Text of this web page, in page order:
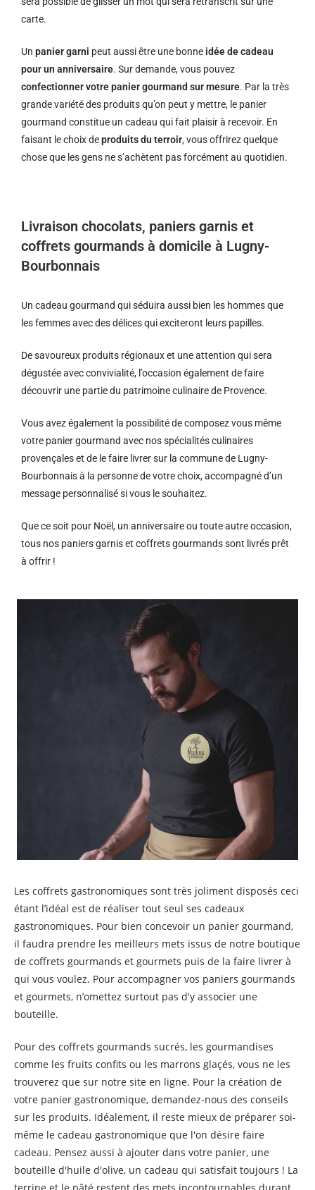
carte.
Un panier garni peut aussi être une bonne idée de cadeau
pour un anniversaire. Sur demande, vous pouvez
confectionner votre panier gourmand sur mesure. Par la très
grande variété des produits qu’on peut y mettre, le panier
gourmand constitue un cadeau qui fait plaisir à recevoir. En
faisant le choix deproduits du terroir, vous offrirez quelque
chose que les gens ne s’achètent pas forcément au quotidien.
Livraison chocolats, paniers garnis et
coffrets gourmands à domicile à Lugny-
Bourbonnais
Un cadeau gourmand qui séduira aussi bien les hommes que
les femmes avec des délices qui exciteront leurs papilles.
De savoureux produits régionaux et une attention qui sera
dégustée avec convivialité, l’occasion également de faire
découvrir une partie du patrimoine culinaire de Provence.
Vous avez également la possibilité de composez vous même
votre panier gourmand avec nos spécialités culinaires
provençales et de le faire livrer sur la commune de Lugny-
Bourbonnais à la personne de votre choix, accompagné d’un
message personnalisé si vous le souhaitez.
Que ce soit pour Noël, un anniversaire ou toute autre occasion,
tous nos paniers garnis et coffrets gourmands sont livrés prêt
à offrir !
Les coffrets gastronomiques sont très joliment disposés ceci
étant l’idéal est de réaliser tout seul ses cadeaux
gastronomiques. Pour bien concevoir un panier gourmand,
il faudra prendre les meilleurs mets issus de notre boutique
de coffrets gourmands et gourmets puis de la faire livrer à
qui vous voulez. Pour accompagner vos paniers gourmands
et gourmets, n’omettez surtout pas d'y associer une
bouteille.
Pour des coffrets gourmands sucrés, les gourmandises
comme les fruits confits ou les marrons glaçés, vous ne les
trouverez que sur notre site en ligne. Pour la création de
votre panier gastronomique, demandez-nous des conseils
sur les produits. Idéalement, il reste mieux de préparer soi-
même le cadeau gastronomique que l'on désire faire
cadeau. Pensez aussi à ajouter dans votre panier, une
bouteille d'huile d'olive, un cadeau qui satisfait toujours ! La